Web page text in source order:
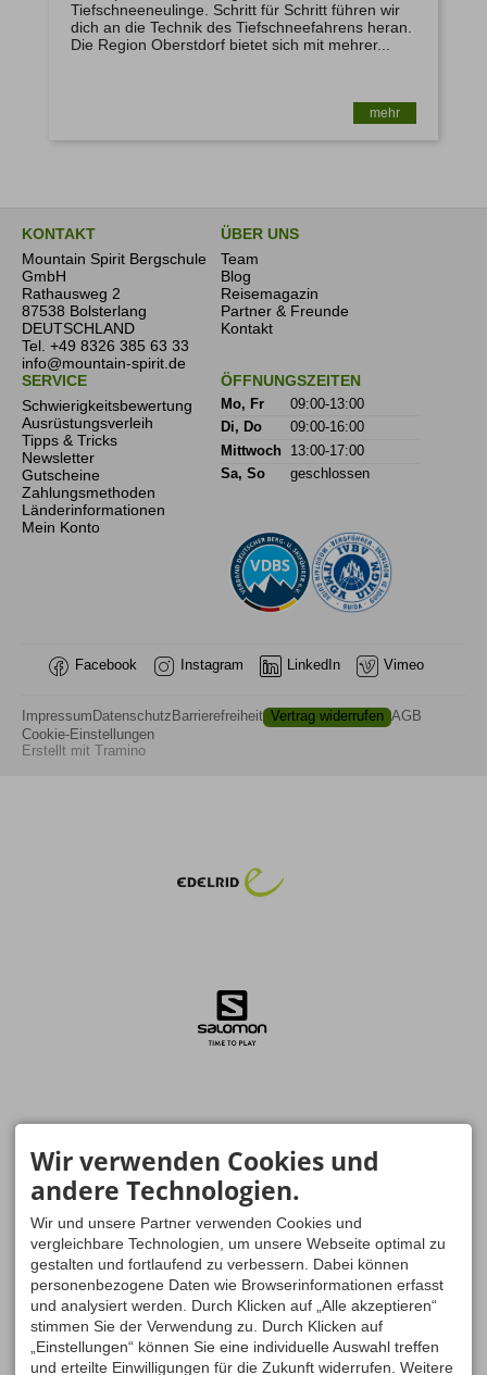
Tiefschneeneulinge. Schritt für Schritt führen wir
dich an die Technik des Tiefschneefahrens heran.
Die Region Oberstdorf bietet sich mit mehrer...
mehr
KONTAKT
Mountain Spirit Bergschule
GmbH
Rathausweg 2
87538 Bolsterlang
DEUTSCHLAND
Tel. +49 8326 385 63 33
info@mountain-spirit.de
ÜBER UNS
Team
Blog
Reisemagazin
Partner & Freunde
Kontakt
SERVICE
Schwierigkeitsbewertung
Ausrüstungsverleih
Tipps & Tricks
Newsletter
Gutscheine
Zahlungsmethoden
Länderinformationen
Mein Konto
ÖFFNUNGSZEITEN
Mo, Fr
09:00-13:00
Di, Do
09:00-16:00
Mittwoch
13:00-17:00
Sa, So
geschlossen
Impressum Datenschutz Barrierefreiheit Vertrag widerrufen AGB
Cookie-Einstellungen
Facebook Instagram LinkedIn Vimeo
Erstellt mit Tramino
Wir verwenden Cookies und
andere Technologien.
Wir und unsere Partner verwenden Cookies und
vergleichbare Technologien, um unsere Webseite optimal zu
gestalten und fortlaufend zu verbessern. Dabei können
personenbezogene Daten wie Browserinformationen erfasst
und analysiert werden. Durch Klicken auf „Alle akzeptieren“
stimmen Sie der Verwendung zu. Durch Klicken auf
„Einstellungen“ können Sie eine individuelle Auswahl treffen
und erteilte Einwilligungen für die Zukunft widerrufen. Weitere